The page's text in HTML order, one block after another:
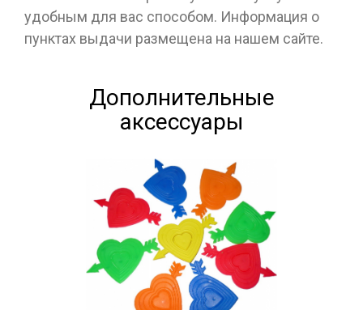
удобным для вас способом. Информация о
пунктах выдачи размещена на нашем сайте.
Дополнительные
аксессуары